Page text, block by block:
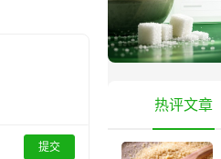
提交
热评文章